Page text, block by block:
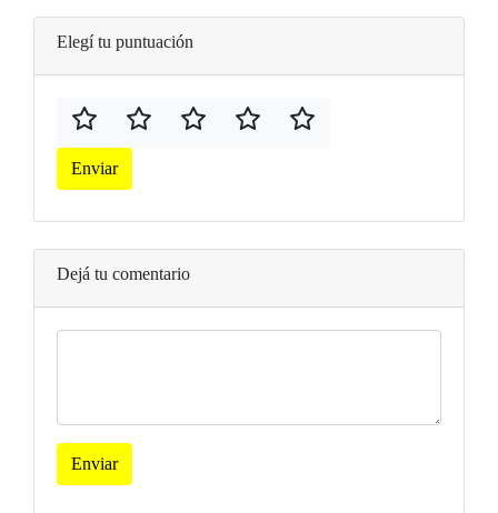
Elegí tu puntuación
Enviar
Dejá tu comentario
Enviar